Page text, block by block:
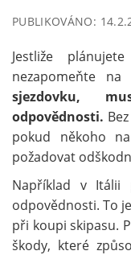
PUBLIKOVÁNO:
Jestliže
nezapomeňte
sjezdovku,
odpovědnosti.
pokud někoho
požadovat
Například v Itálii
odpovědnosti. To
při koupi skipasu.
škody, které